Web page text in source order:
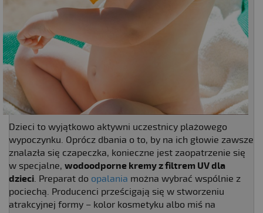
Dzieci to wyjątkowo aktywni uczestnicy plażowego
wypoczynku. Oprócz dbania o to, by na ich głowie zawsze
znalazła się czapeczka, konieczne jest zaopatrzenie się
w specjalne, wodoodporne kremy z filtrem UV dla
dzieci. Preparat do opalania można wybrać wspólnie z
pociechą. Producenci prześcigają się w stworzeniu
atrakcyjnej formy – kolor kosmetyku albo miś na